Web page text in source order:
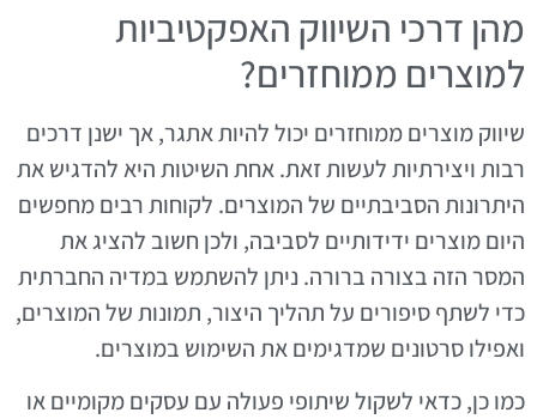
מהן דרכי השיווק האפקטיביות
למוצרים ממוחזרים?
שיווק מוצרים ממוחזרים יכול להיות אתגר, אך ישנן דרכים
רבות ויצירתיות לעשות זאת. אחת השיטות היא להדגיש את
היתרונות הסביבתיים של המוצרים. לקוחות רבים מחפשים
היום מוצרים ידידותיים לסביבה, ולכן חשוב להציג את
המסר הזה בצורה ברורה. ניתן להשתמש במדיה החברתית
כדי לשתף סיפורים על תהליך היצור, תמונות של המוצרים,
ואפילו סרטונים שמדגימים את השימוש במוצרים.
כמו כן, כדאי לשקול שיתופי פעולה עם עסקים מקומיים או